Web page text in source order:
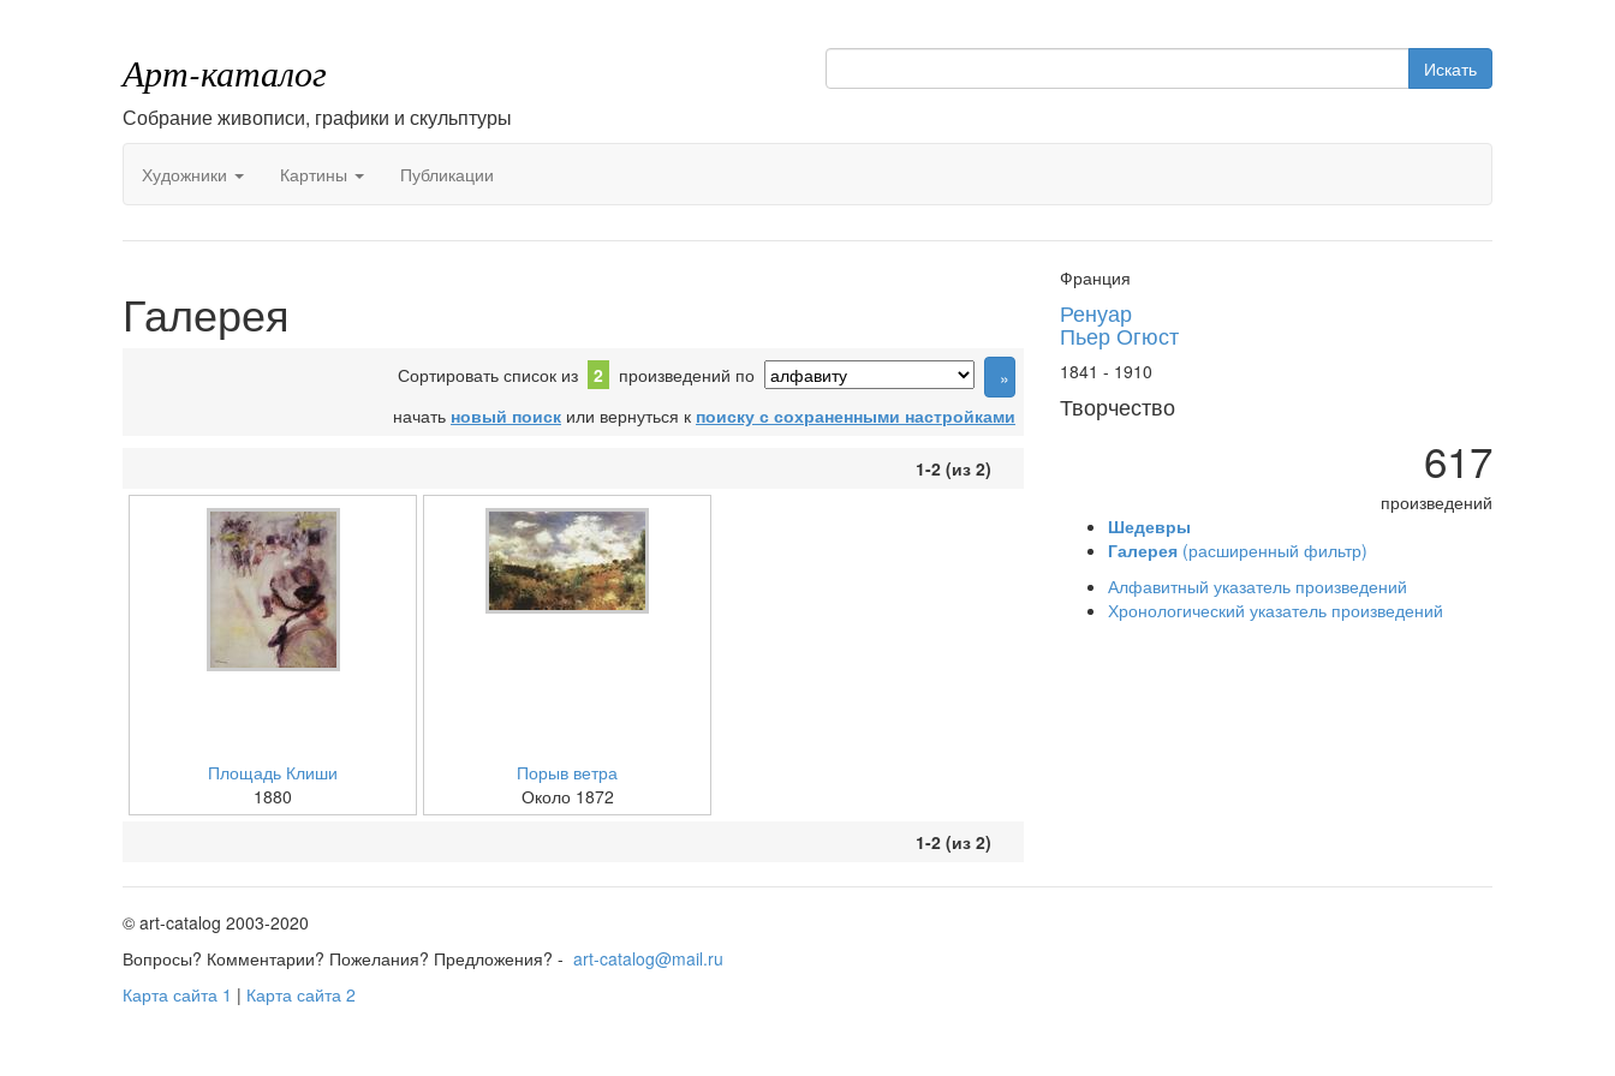
Арт-каталог
Собрание живописи, графики и скульптуры
Искать
Художники Картины Публикации
Галерея
Сортировать список из 2
произведений по
начать новый поиск или вернуться к поиску с сохраненными настройками
1-2 (из 2)
Площадь Клиши
1880
Порыв ветра
Около 1872
1-2 (из 2)
Франция
Ренуар
Пьер Огюст
1841 - 1910
Творчество
617
произведений
Шедевры
Галерея (расширенный фильтр)
Алфавитный указатель произведений
Хронологический указатель произведений
© art-catalog 2003-2020
Вопросы? Комментарии? Пожелания? Предложения? - art-catalog@mail.ru
Карта сайта 1 | Карта сайта 2